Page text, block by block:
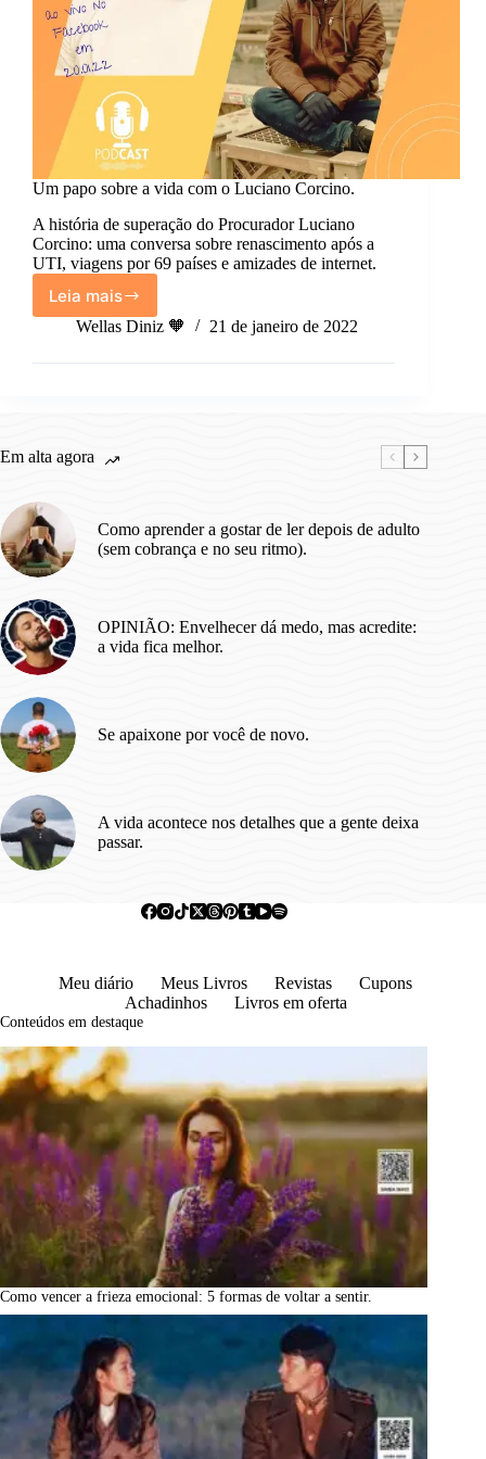
Um papo sobre a vida com o Luciano Corcino.
A história de superação do Procurador Luciano
Corcino: uma conversa sobre renascimento após a
UTI, viagens por 69 países e amizades de internet.
Leia mais
Um
papo
a
Corcino.
Wellas Diniz 🧡 21 de janeiro de 2022
Em alta agora
Como aprender a gostar de ler depois de adulto
(sem cobrança e no seu ritmo).
OPINIÃO: Envelhecer dá medo, mas acredite:
a vida fica melhor.
Se apaixone por você de novo.
A vida acontece nos detalhes que a gente deixa
passar.
Meu diário Meus Livros Revistas
Cupons
Achadinhos
Livros em oferta
Conteúdos em destaque
Como vencer a frieza emocional: 5 formas de voltar a sentir.